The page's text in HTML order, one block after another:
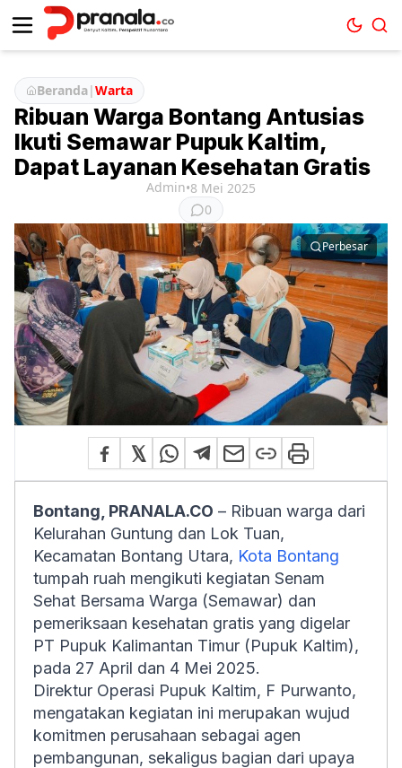
Beranda|Warta
Ribuan Warga Bontang Antusias
Ikuti Semawar Pupuk Kaltim,
Dapat Layanan Kesehatan Gratis
Admin•8 Mei 2025
0
Perbesar
Bontang, PRANALA.CO – Ribuan warga dari
Kelurahan Guntung dan Lok Tuan,
Kecamatan Bontang Utara, Kota Bontang
tumpah ruah mengikuti kegiatan Senam
Sehat Bersama Warga (Semawar) dan
pemeriksaan kesehatan gratis yang digelar
PT Pupuk Kalimantan Timur (Pupuk Kaltim),
pada 27 April dan 4 Mei 2025.
Direktur Operasi Pupuk Kaltim, F Purwanto,
mengatakan kegiatan ini merupakan wujud
komitmen perusahaan sebagai agen
pembangunan, sekaligus bagian dari upaya